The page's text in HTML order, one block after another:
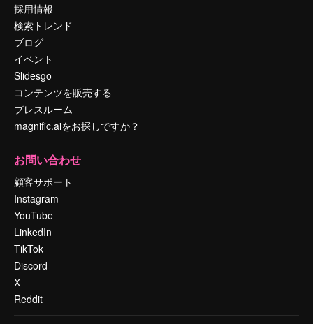
採用情報
検索トレンド
ブログ
イベント
Slidesgo
コンテンツを販売する
プレスルーム
magnific.aiをお探しですか？
お問い合わせ
顧客サポート
Instagram
YouTube
LinkedIn
TikTok
Discord
X
Reddit